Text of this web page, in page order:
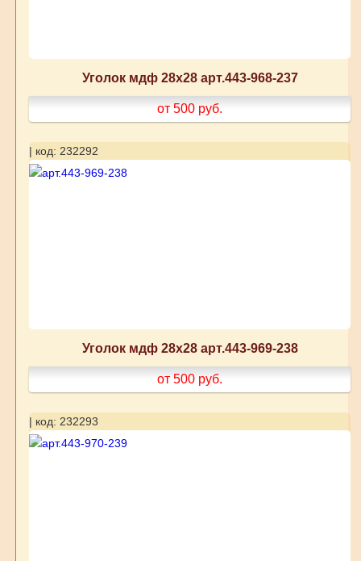
Уголок мдф 28х28 арт.443-968-237
от 500 руб.
| код: 232292
Уголок мдф 28х28 арт.443-969-238
от 500 руб.
| код: 232293